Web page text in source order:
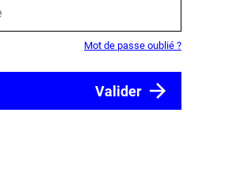
Mot de passe oublié ?